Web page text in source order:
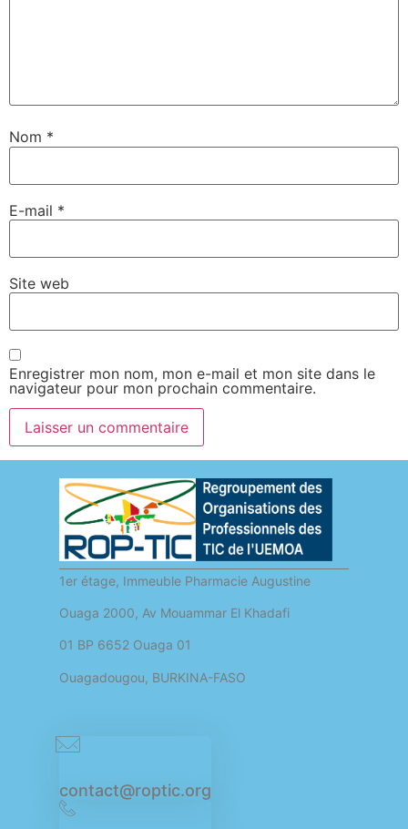
Nom *
E-mail *
Site web
Enregistrer mon nom, mon e-mail et mon site dans le
navigateur pour mon prochain commentaire.
1er étage, Immeuble Pharmacie Augustine
Ouaga 2000, Av Mouammar El Khadafi
01 BP 6652 Ouaga 01
Ouagadougou, BURKINA-FASO
contact@roptic.org